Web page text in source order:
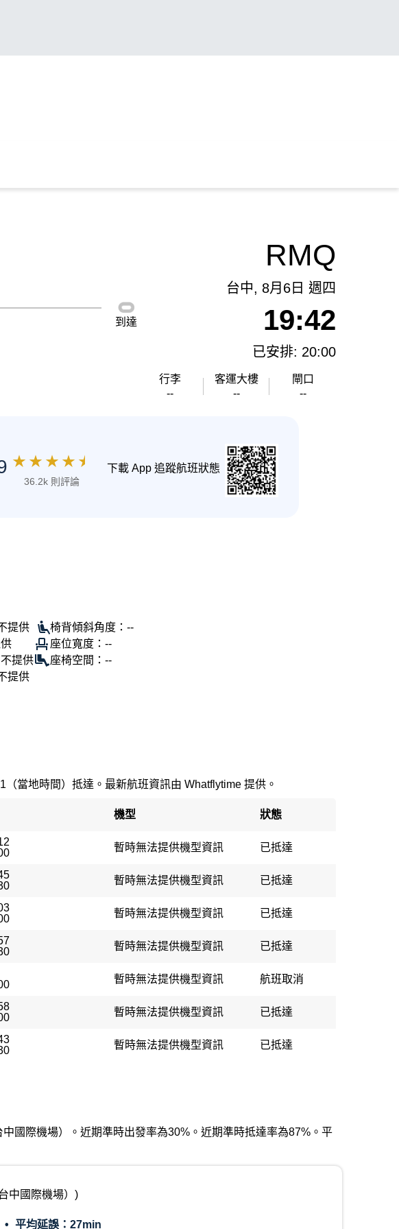
到達
RMQ
台中, 8月6日 週四
19:42
已安排: 20:00
行李
--
客運大樓
--
閘口
--
★ ★ ★ ★ ★
36.2k 則評論
下載 App 追蹤航班狀態
提供
提供
提供
椅背傾斜角度：--
座位寬度：--
座椅空間：--
當地時間）抵達。最新航班資訊由 Whatflytime 提供。
機型 狀態
暫時無法提供機型資訊 已抵達
暫時無法提供機型資訊 已抵達
暫時無法提供機型資訊 已抵達
暫時無法提供機型資訊 已抵達
暫時無法提供機型資訊 航班取消
暫時無法提供機型資訊 已抵達
暫時無法提供機型資訊 已抵達
國際機場）。近期準時出發率為30%。近期準時抵達率為87%。平
中國際機場）)
平均延誤： 27min